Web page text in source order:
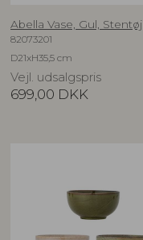
Abella Vase, Gul, Stentøj
82073201
D21xH35,5 cm
Vejl. udsalgspris
699,00 DKK